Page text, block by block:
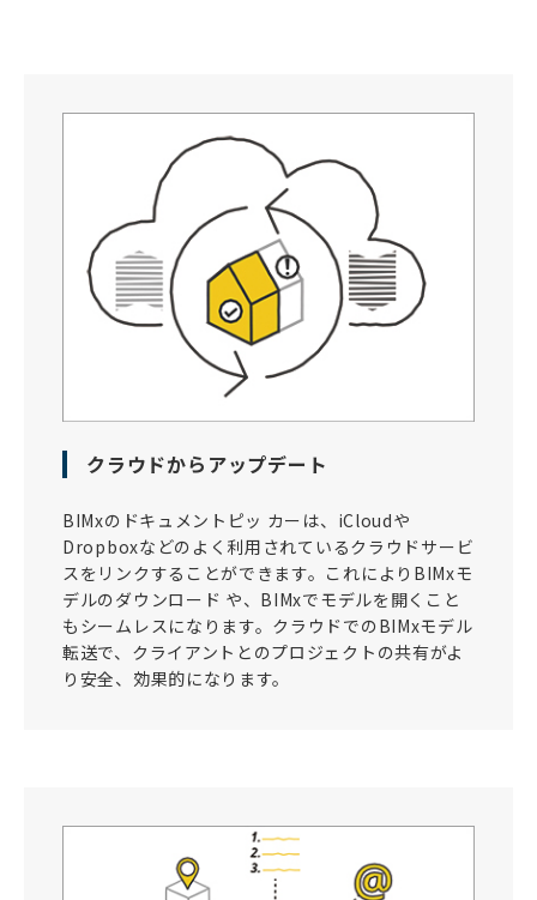
クラウドからアップデート
BIMxのドキュメントピッ カーは、iCloudや
Dropboxなどのよく利用されているクラウドサービ
スをリンクすることができます。これによりBIMxモ
デルのダウンロード や、BIMxでモデルを開くこと
もシームレスになります。クラウドでのBIMxモデル
転送で、クライアントとのプロジェクトの共有がよ
り安全、効果的になります。